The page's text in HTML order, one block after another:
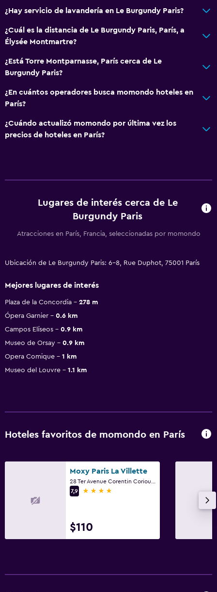
¿Hay servicio de lavandería en Le Burgundy Paris?
¿Cuál es la distancia de Le Burgundy Paris, París, a
Élysée Montmartre?
¿Está Torre Montparnasse, París cerca de Le
Burgundy Paris?
¿En cuántos operadores busca momondo hoteles en
París?
¿Cuándo actualizó momondo por última vez los
precios de hoteles en París?
Lugares de interés cerca de Le
Burgundy Paris
Atracciones en París, Francia, seleccionadas por momondo
Ubicación de Le Burgundy Paris: 6-8, Rue Duphot, 75001 París
Mejores lugares de interés
Plaza de la Concordia
278 m
Ópera Garnier
0.6 km
Campos Elíseos
0.9 km
Museo de Orsay
0.9 km
Opera Comique
1 km
Museo del Louvre
1.1 km
Hoteles favoritos de momondo en París
Moxy Paris La Villette
7,9
4 estrellas
$110